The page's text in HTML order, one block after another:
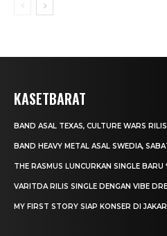
KASETBARAT
BAND ASAL TEXAS, CULTURE WARS
BAND HEAVY METAL ASAL SWEDIA,
THE RASMUS LUNCURKAN SINGLE BARU
VARITDA RILIS SINGLE DENGAN VIBE
MY FIRST STORY SIAP KONSER DI